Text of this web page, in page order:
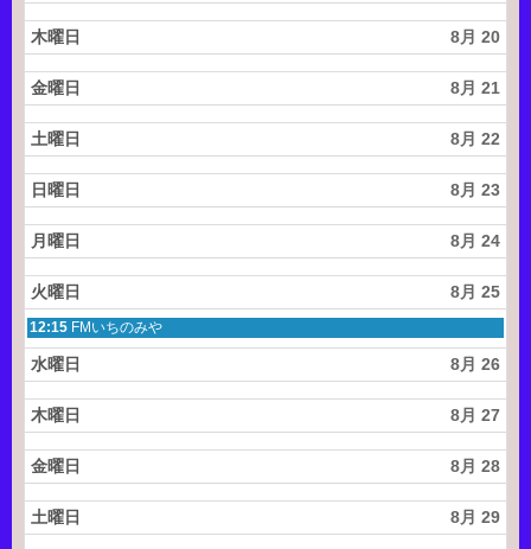
木曜日 8月 20
金曜日 8月 21
土曜日 8月 22
日曜日 8月 23
月曜日 8月 24
火曜日 8月 25
火
曜
日,
8
月
2
5
t
h
2
0
2
6
12:15 FMいちのみや
水曜日 8月 26
木曜日 8月 27
金曜日 8月 28
土曜日 8月 29